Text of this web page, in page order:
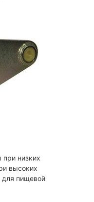
при низких
высоких
для пищевой